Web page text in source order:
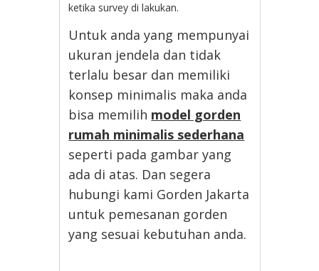
ketika survey di lakukan.
Untuk anda yang mempunyai
ukuran jendela dan tidak
terlalu besar dan memiliki
konsep minimalis maka anda
bisa memilih model gorden
rumah minimalis sederhana
seperti pada gambar yang
ada di atas. Dan segera
hubungi kami Gorden Jakarta
untuk pemesanan gorden
yang sesuai kebutuhan anda.